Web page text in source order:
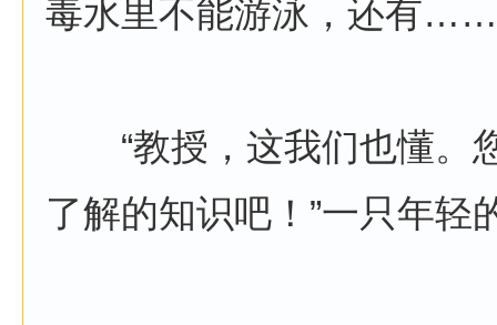
毒水里不能游泳，还有
“教授，这我们也懂。
了解的知识吧！”一只年轻